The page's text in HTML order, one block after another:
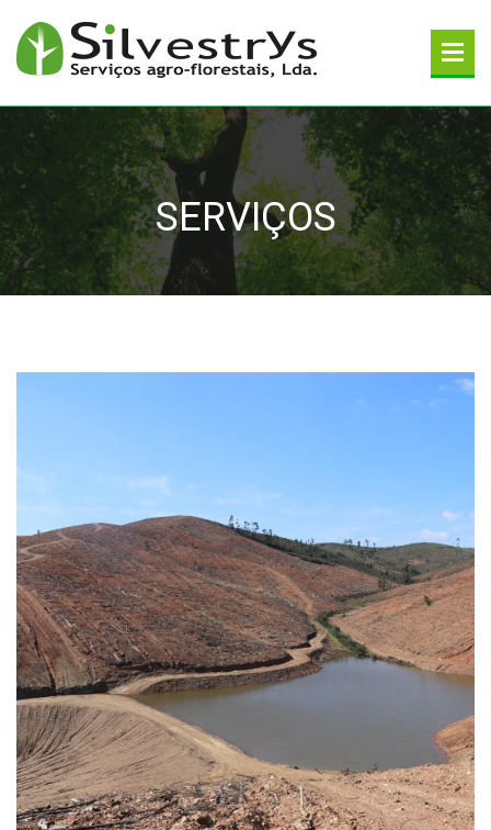
SERVIÇOS